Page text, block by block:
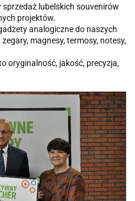
sprzedaż lubelskich souvenirów
projektów.
analogiczne do naszych
magnesy, termosy, notesy,
oryginalność, jakość, precyzja,